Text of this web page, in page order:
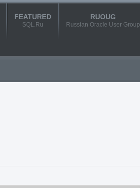
FEATURED
SQL.Ru
RUOUG
Russian Oracle User Group